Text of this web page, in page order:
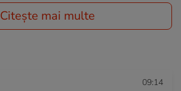
Citește mai multe
09:14